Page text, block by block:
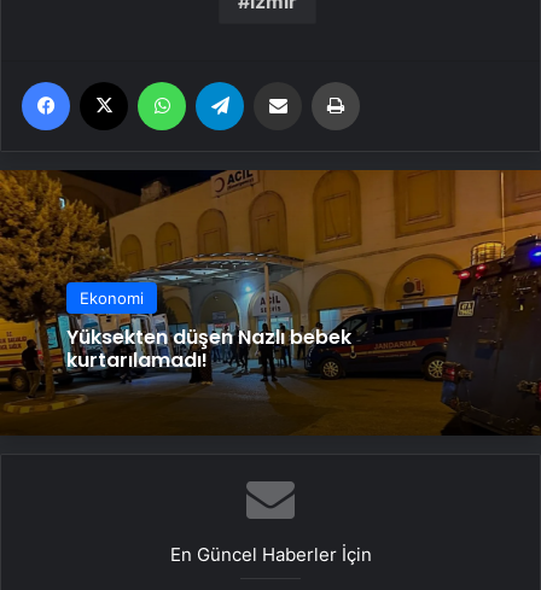
Facebook WhatsApp Email'den paylaş
Ekonomi
Yüksekten düşen Nazlı bebek
kurtarılamadı!
En Güncel Haberler İçin